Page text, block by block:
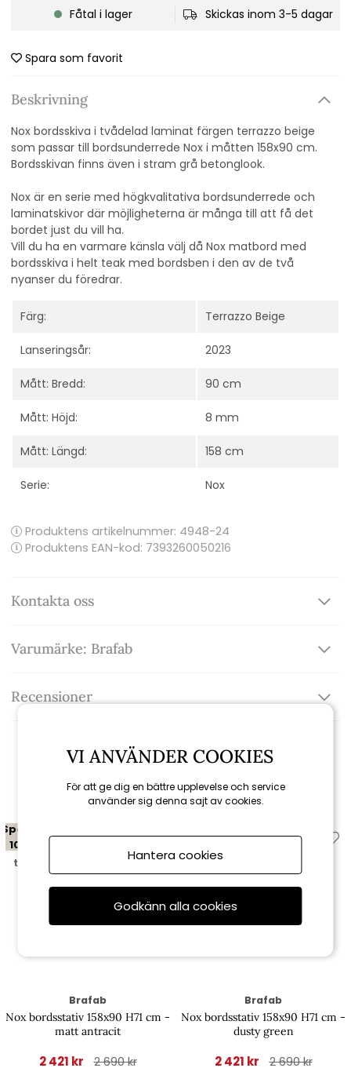
Fåtal i lager Skickas inom 3-5 dagar
Spara som favorit
Beskrivning
Nox bordsskiva i tvådelad laminat färgen terrazzo beige
som passar till bordsunderrede Nox i måtten 158x90 cm.
Bordsskivan finns även i stram grå betonglook.
Nox är en serie med högkvalitativa bordsunderrede och
laminatskivor där möjligheterna är många till att få det
bordet just du vill ha.
Vill du ha en varmare känsla välj då Nox matbord med
bordsskiva i helt teak med bordsben i den av de två
nyanser du föredrar.
Färg: Terrazzo Beige
Lanseringsår: 2023
Mått: Bredd: 90 cm
Mått: Höjd: 8 mm
Mått: Längd: 158 cm
Serie: Nox
Produktens artikelnummer: 4948-24
Produktens EAN-kod: 7393260050216
Kontakta oss
Varumärke: Brafab
Recensioner
Relaterade produkter
Spara
10%
till 16/8
Brafab
Nox bordsstativ 158x90 H71 cm -
matt antracit
2 421 kr 2 690 kr
till 16/8
Brafab
Nox bordsstativ 158x90 H71 cm -
dusty green
2 421 kr 2 690 kr
VI ANVÄNDER COOKIES
För att ge dig en bättre upplevelse och service
använder sig denna sajt av cookies.
Hantera cookies
Godkänn alla cookies